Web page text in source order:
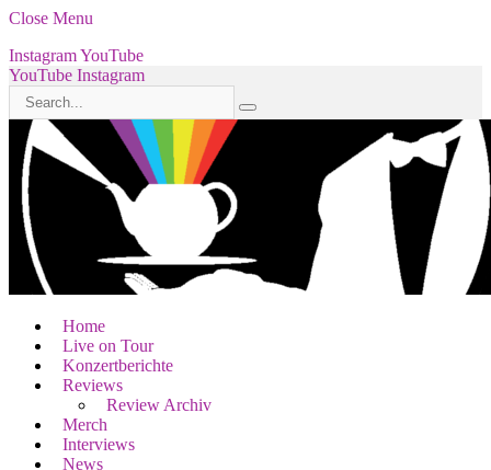
Close Menu
InstagramYouTube
YouTube Instagram
Home
Live on Tour
Konzertberichte
Reviews
Review Archiv
Merch
Interviews
News